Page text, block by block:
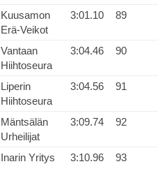
Kuusamon
Erä-Veikot
3:01.10 89
Vantaan
Hiihtoseura
3:04.46 90
Liperin
Hiihtoseura
3:04.56 91
Mäntsälän
Urheilijat
3:09.74 92
Inarin Yritys 3:10.96 93